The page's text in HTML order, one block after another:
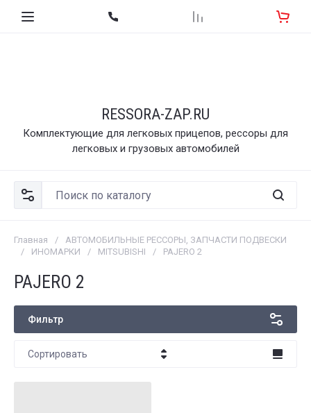
RESSORA-ZAP.RU
Комплектующие для легковых прицепов, рессоры для
легковых и грузовых автомобилей
Главная /
АВТОМОБИЛЬНЫЕ РЕССОРЫ, ЗАПЧАСТИ ПОДВЕСКИ
/
ИНОМАРКИ / MITSUBISHI / PAJERO 2
PAJERO 2
Фильтр
Сортировать